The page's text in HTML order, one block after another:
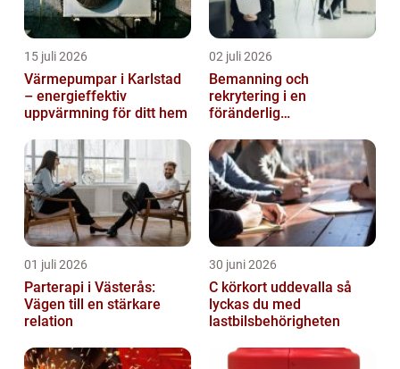
15 juli 2026
Värmepumpar i Karlstad
– energieffektiv
uppvärmning för ditt hem
02 juli 2026
Bemanning och
rekrytering i en
föränderlig
01 juli 2026
Parterapi i Västerås:
Vägen till en stärkare
relation
30 juni 2026
C körkort uddevalla så
lyckas du med
lastbilsbehörigheten